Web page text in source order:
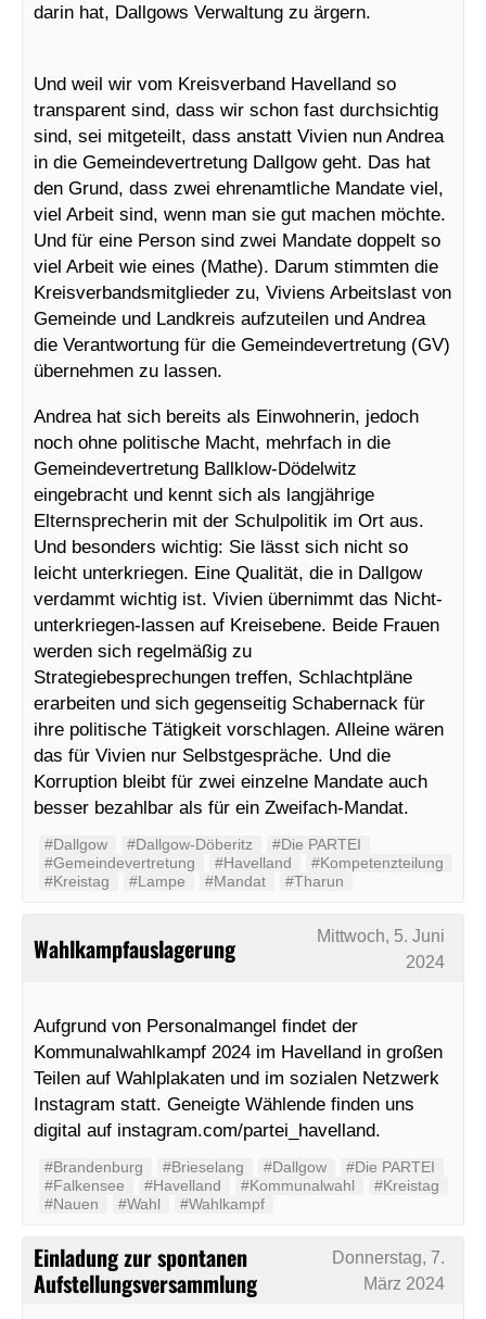
darin hat, Dallgows Verwaltung zu ärgern.
Und weil wir vom Kreisverband Havelland so
transparent sind, dass wir schon fast durchsichtig
sind, sei mitgeteilt, dass anstatt Vivien nun Andrea
in die Gemeindevertretung Dallgow geht. Das hat
den Grund, dass zwei ehrenamtliche Mandate viel,
viel Arbeit sind, wenn man sie gut machen möchte.
Und für eine Person sind zwei Mandate doppelt so
viel Arbeit wie eines (Mathe). Darum stimmten die
Kreisverbandsmitglieder zu, Viviens Arbeitslast von
Gemeinde und Landkreis aufzuteilen und Andrea
die Verantwortung für die Gemeindevertretung (GV)
übernehmen zu lassen.
Andrea hat sich bereits als Einwohnerin, jedoch
noch ohne politische Macht, mehrfach in die
Gemeindevertretung Ballklow-Dödelwitz
eingebracht und kennt sich als langjährige
Elternsprecherin mit der Schulpolitik im Ort aus.
Und besonders wichtig: Sie lässt sich nicht so
leicht unterkriegen. Eine Qualität, die in Dallgow
verdammt wichtig ist. Vivien übernimmt das Nicht-
unterkriegen-lassen auf Kreisebene. Beide Frauen
werden sich regelmäßig zu
Strategiebesprechungen treffen, Schlachtpläne
erarbeiten und sich gegenseitig Schabernack für
ihre politische Tätigkeit vorschlagen. Alleine wären
das für Vivien nur Selbstgespräche. Und die
Korruption bleibt für zwei einzelne Mandate auch
besser bezahlbar als für ein Zweifach-Mandat.
#Dallgow #Dallgow-Döberitz
#Die PARTEI
#Gemeindevertretung
#Havelland
#Kompetenzteilung
#Kreistag
#Lampe #Mandat #Tharun
Wahlkampfauslagerung
Mittwoch, 5. Juni
2024
Aufgrund von Personalmangel findet der
Kommunalwahlkampf 2024 im Havelland in großen
Teilen auf Wahlplakaten und im sozialen Netzwerk
Instagram statt. Geneigte Wählende finden uns
digital auf instagram.com/partei_havelland.
#Brandenburg #Brieselang #Dallgow
#Die PARTEI
#Falkensee
#Havelland #Kommunalwahl
#Kreistag
#Nauen
#Wahl #Wahlkampf
Einladung zur spontanen
Aufstellungsversammlung
Donnerstag, 7.
März 2024